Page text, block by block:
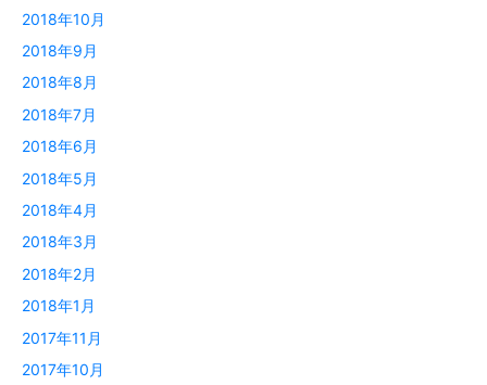
2018年10月
2018年9月
2018年8月
2018年7月
2018年6月
2018年5月
2018年4月
2018年3月
2018年2月
2018年1月
2017年11月
2017年10月